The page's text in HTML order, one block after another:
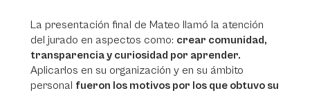
La presentación final de Mateo llamó la atención
del jurado en aspectos como: crear comunidad,
transparencia y curiosidad por aprender.
Aplicarlos en su organización y en su ámbito
personal fueron los motivos por los que obtuvo su